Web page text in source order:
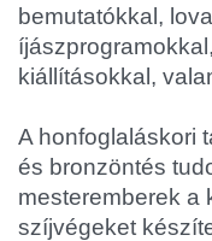
bemutatókkal,
kiállításokkal,
A honfoglaláskori
és bronzöntés
mesteremberek a
szíjvégeket